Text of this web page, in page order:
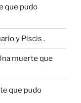
que pudo
y Piscis .
muerte que
que pudo